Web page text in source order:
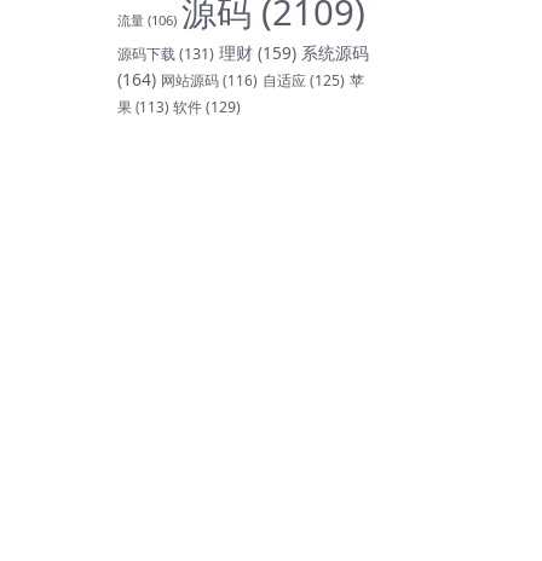
流量 (106) 源码 (2109)
源码下载(131) 理财 (159) 系统源码
(164) 网站源码(116) 自适应(125) 苹
果 (113) 软件(129)